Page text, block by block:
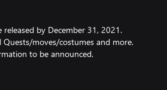
released by December 31, 2021.
Quests/moves/costumes and more.
to be announced.